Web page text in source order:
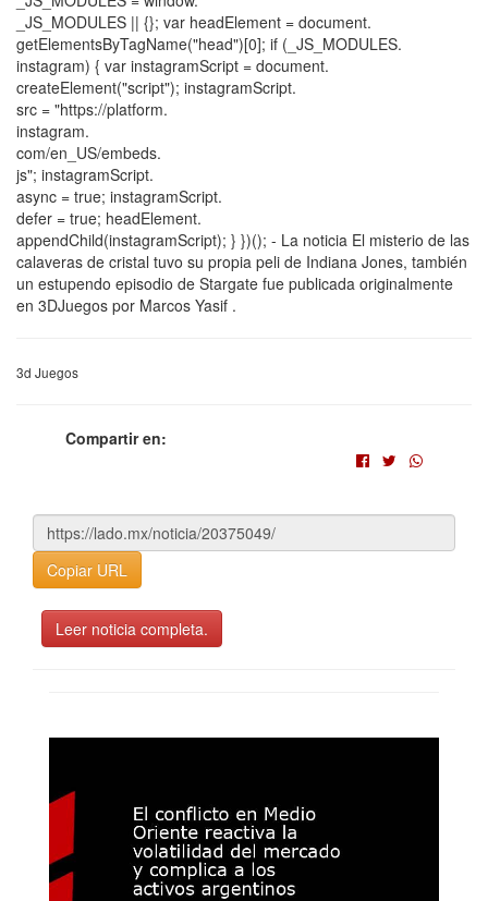
_JS_MODULES || {}; var headElement = document.
getElementsByTagName("head")[0]; if (_JS_MODULES.
instagram) { var instagramScript = document.
createElement("script"); instagramScript.
src = "https://platform.
instagram.
com/en_US/embeds.
js"; instagramScript.
async = true; instagramScript.
defer = true; headElement.
appendChild(instagramScript); } })(); - La noticia El misterio de las
calaveras de cristal tuvo su propia peli de Indiana Jones, también
un estupendo episodio de Stargate fue publicada originalmente
en 3DJuegos por Marcos Yasif .
3d Juegos
Compartir en:
Copiar URL
Leer noticia completa.